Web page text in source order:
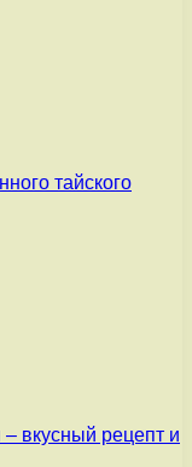
тайского
вкусный рецепт и